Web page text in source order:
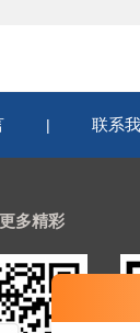
您好
服务
| 联系
更多精彩